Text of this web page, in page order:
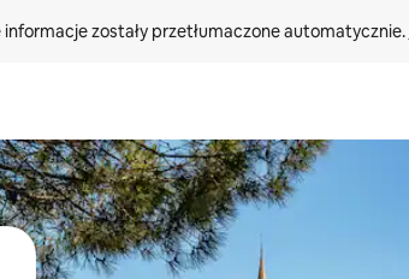
zostały przetłumaczone automatycznie.